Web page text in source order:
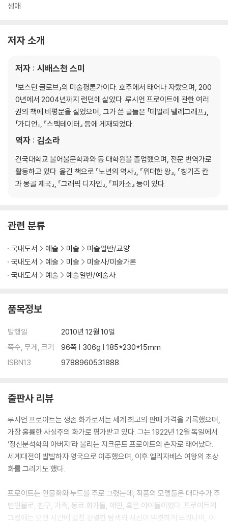
생애
저자 소개
저자 : 시배스천 스미
「보스턴 글로브」의 미술평론가이다. 호주에서 태어나 자랐으며, 200
0년에서 2004년까지 런던에 살았다. 루시언 프로이트에 관한 여러
권의 책에 비평문을 실었으며, 그가 쓴 글들은 「데일리 텔레그래프」,
「가디언」, 『스펙테이터』 등에 게재되었다.
역자 : 김소라
건국대학교 불어불문학과와 동 대학원을 졸업했으며, 전문 번역가로
활동하고 있다. 옮긴 책으로 『노년의 역사』, 『위대한 왕』, 『칭기즈 칸
과 몽골 제국』, 『그래픽 디자인』, 『피카소』 등이 있다.
관련 분류
국내도서 예술 미술
미술일반/교양
국내도서
예술 미술
미술사/미술가론
국내도서
예술 예술일반/예술사
품목정보
발행일
2010년 12월 10일
쪽수, 무게, 크기
96쪽 | 306g | 185*230*15mm
ISBN13
9788960531888
출판사 리뷰
루시언 프로이트는 생존 화가로서는 세계 최고의 판매 가격을 기록했으며,
가장 훌륭한 사실주의 화가로 평가받고 있다. 그는 1922년 12월 독일에서
‘정신분석학의 아버지’라 불리는 지크문트 프로이트의 손자로 태어났다.
세계대전이 발발하자 영국으로 이주했으며, 이후 엘리자베스 여왕의 초상
화를 그리기도 했다.
프로이트는 인물화와 누드를 주로 그렸는데, 작품의 모델들은 대다수가 주
변인물로, 친구, 가족, 동료 화가들, 애인, 혹은 아이들이었다. 프로이트의
그림에는 오랜 시간에 걸친 강렬한 탐색의 시선이 뚜렷하게 드러나며, 이